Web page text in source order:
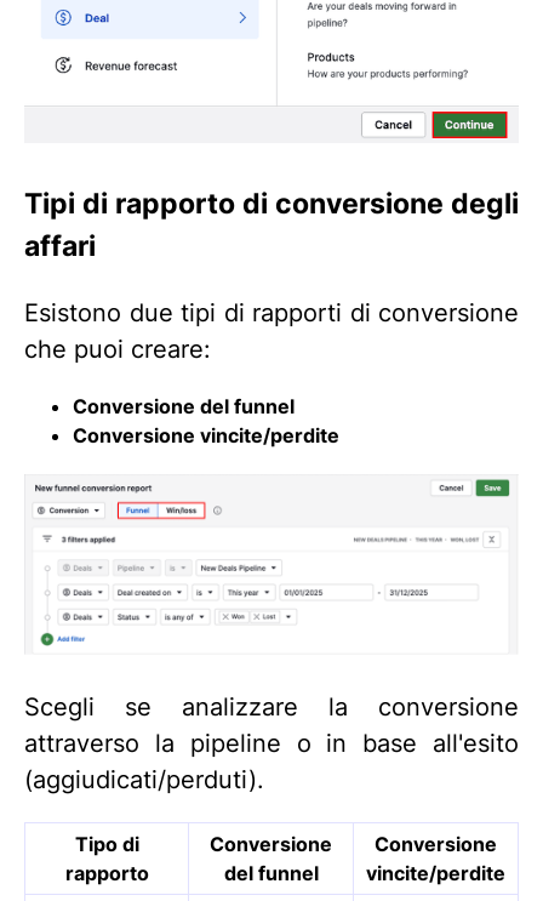
Tipi di rapporto di conversione degli
affari
Esistono due tipi di rapporti di conversione
che puoi creare:
Conversione del funnel
Conversione vincite/perdite
Scegli se analizzare la conversione
attraverso la pipeline o in base all'esito
(aggiudicati/perduti).
Tipo di
rapporto
Conversione
del funnel
Conversione
vincite/perdite